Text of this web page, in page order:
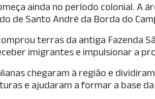
ainda no período colonial. A
de Santo André da Borda do
terras da antiga Fazenda
imigrantes e impulsionar a
chegaram à região e
e ajudaram a formar a base da